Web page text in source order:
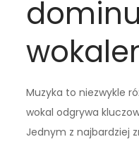
Muzyka to niezwykle
wokal odgrywa
Jednym z najbardziej